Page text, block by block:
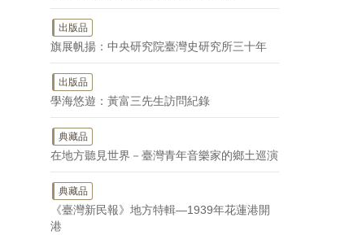
出版品
旗展帆揚：中央研究院臺灣史研究所三十年
出版品
學海悠遊：黃富三先生訪問紀錄
典藏品
在地方聽見世界－臺灣青年音樂家的鄉土巡演
典藏品
《臺灣新民報》地方特輯—1939年花蓮港開
港